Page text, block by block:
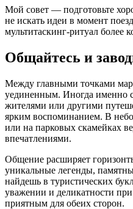
Мой совет — подготовьте
не искать идеи в момент
мультитаскинг-ритуал
Общайтесь и
Между главными точками
уединенным. Иногда именно
жителями или другими
ярким воспоминанием. В
или на парковых скамейках
впечатлениями.
Общение расширяет
уникальные легенды,
найдешь в туристических
уважении и деликатности
приятным для обеих сторон.